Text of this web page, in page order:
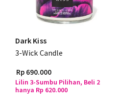
Dark Kiss
3-Wick Candle
Rp 690.000
Lilin 3-Sumbu Pilihan, Beli 2
hanya Rp 620.000